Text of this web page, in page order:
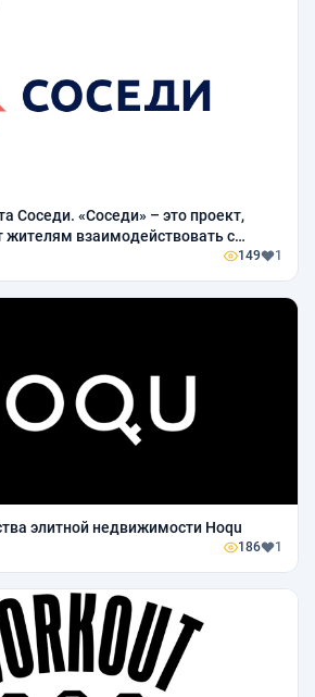
Соседи. «Соседи» – это проект,
жителям взаимодействовать с
власти и решать конкретные
149 1
элитной недвижимости Hoqu
186 1